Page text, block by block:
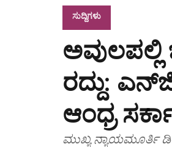
ಸುದ್ದಿಗಳು
ರದ್ದು:
ಆಂಧ್ರ
ಮುಖ್ಯ ನ್ಯಾಯಮೂರ್ತಿ